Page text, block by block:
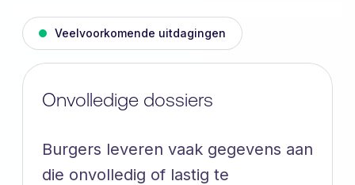
Veelvoorkomende uitdagingen
Onvolledige dossiers
Burgers leveren vaak gegevens aan
die onvolledig of lastig te